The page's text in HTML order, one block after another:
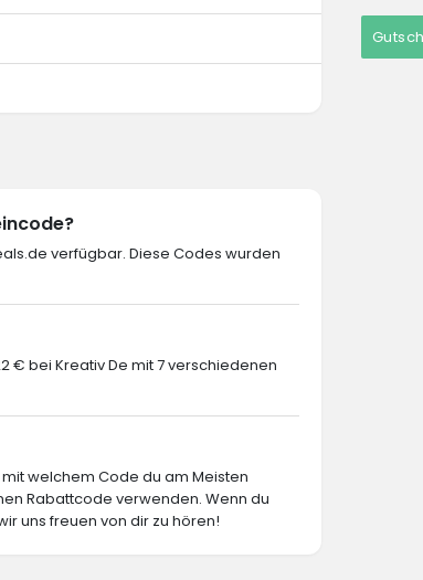
verfügbar. Diese Codes wurden
€ bei Kreativ De mit 7 verschiedenen
welchem Code du am Meisten
Rabattcode verwenden. Wenn du
uns freuen von dir zu hören!